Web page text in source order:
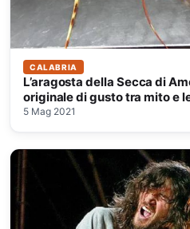
CALABRIA
L’aragosta della Secca di
originale di gusto tra mito e
5 Mag 2021